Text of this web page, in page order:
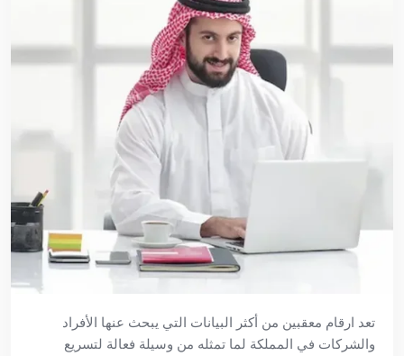
تعد ارقام معقبين من أكثر البيانات التي يبحث عنها الأفراد
والشركات في المملكة لما تمثله من وسيلة فعالة لتسريع